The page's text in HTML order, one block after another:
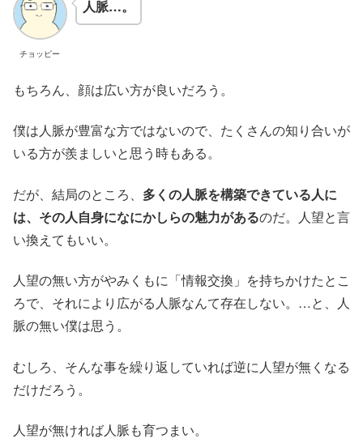
チョッピー
人脈…。
もちろん、顔は広い方が良いだろう。
僕は人脈が豊富な方ではないので、たくさんの知り合いが
いる方が羨ましいと思う時もある。
だが、結局のところ、 多くの人脈を構築できている人に
は、その人自身になにかしらの魅力があるのだ。人望と言
い換えてもいい。
人望の無い方がやみくもに「情報交換」を持ちかけたとこ
ろで、それにより広がる人脈なんて存在しない。…と、人
脈の無い僕は思う。
むしろ、そんな事を繰り返していれば逆に人望が無くなる
だけだろう。
人望が無ければ人脈も育つまい。